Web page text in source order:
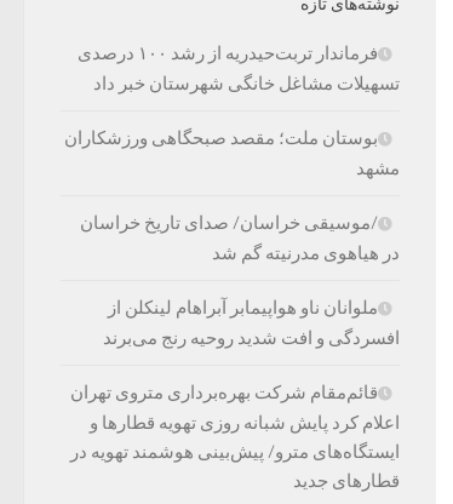
نوشته‌های تازه
فرماندار تربت‌حیدریه از رشد ۱۰۰ درصدی
تسهیلات مشاغل خانگی شهرستان خبر داد
بوستان ملت؛ مقصد صبحگاهی ورزشکاران
مشهد
/موسیقی خراسان/ صدای تاریخ خراسان
در هیاهوی مدرنیته گم شد
ملوانان ناو هواپیمابر آبراهام لینکلن از
افسردگی و افت شدید روحیه رنج می‌برند
قائم‌مقام شرکت بهره‌برداری متروی تهران
اعلام کرد پایش شبانه روزی تهویه قطارها و
ایستگاه‌های مترو/ پیش‌بینی هوشمند تهویه در
قطارهای جدید